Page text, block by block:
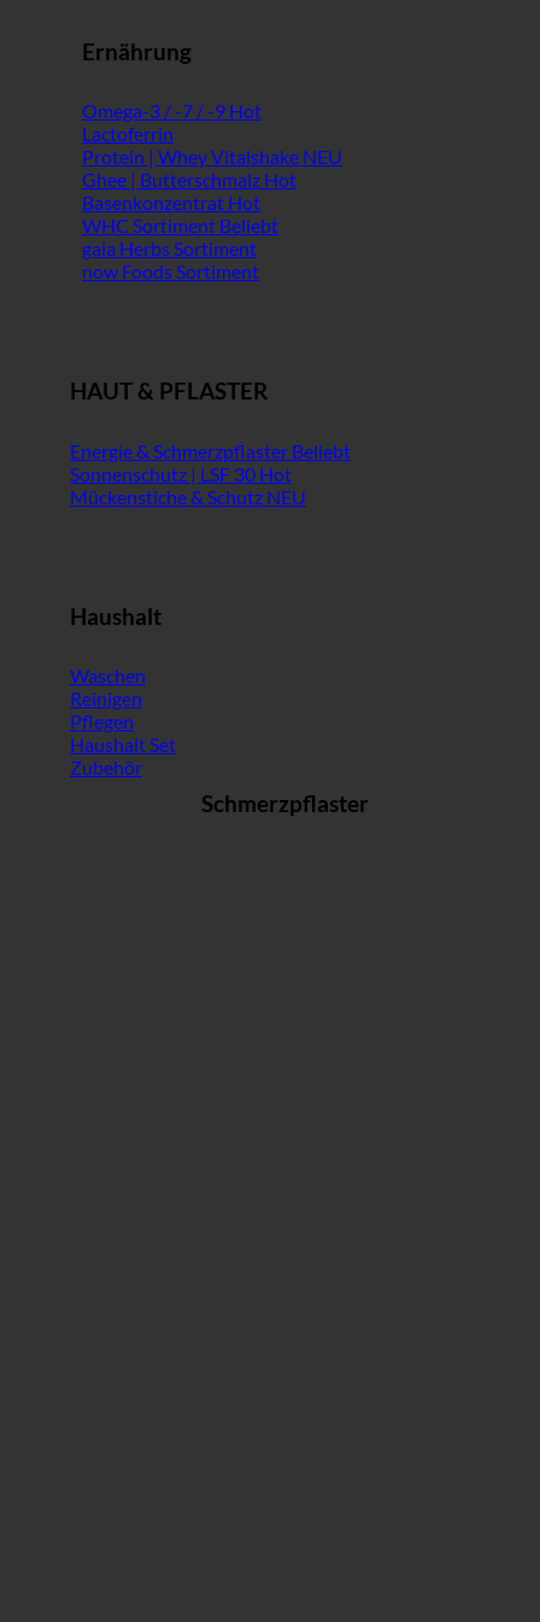
Ernährung
Omega-3 / -7 / -9
Lactoferrin
Protein | Whey Vitalshake
Ghee | Butterschmalz
Basenkonzentrat
WHC Sortiment
gaia Herbs Sortiment
now Foods Sortiment
HAUT & PFLASTER
Energie & Schmerzpflaster
Sonnenschutz | LSF 30
Mückenstiche & Schutz
Haushalt
Waschen
Reinigen
Pflegen
Haushalt Set
Zubehör
Schmerzpflaster